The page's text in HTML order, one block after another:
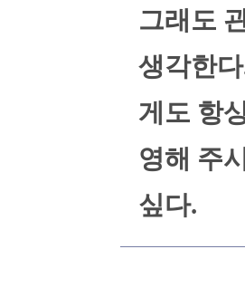
그래도
생각한
게도 항
영해 주
싶다.